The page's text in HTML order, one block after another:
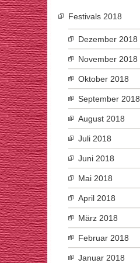
Festivals 2018
Dezember 2018
November 2018
Oktober 2018
September 2018
August 2018
Juli 2018
Juni 2018
Mai 2018
April 2018
März 2018
Februar 2018
Januar 2018